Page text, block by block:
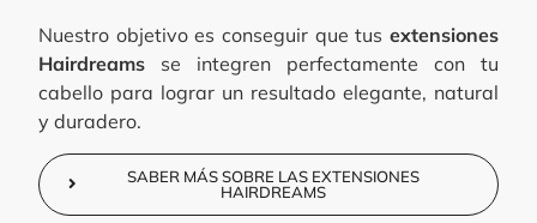
Nuestro objetivo es conseguir que tus extensiones
Hairdreams se integren perfectamente con tu
cabello para lograr un resultado elegante, natural
y duradero.
SABER MÁS SOBRE LAS EXTENSIONES
HAIRDREAMS